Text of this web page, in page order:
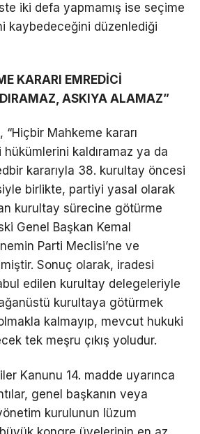
iki defa yapmamış ise seçime
kaybedeceğini düzenlediği
KARARI EMREDİCİ
ASKIYA ALAMAZ”
“Hiçbir Mahkeme kararı
kaldıramaz ya da
kararıyla 38. kurultay öncesi
birlikte, partiyi yasal olarak
kurultay sürecine götürme
Genel Başkan Kemal
Parti Meclisi’ne ve
Sonuç olarak, iradesi
edilen kurultay delegeleriyle
kurultaya götürmek
kalmayıp, mevcut hukuki
tek meşru çıkış yoludur.
Kanunu 14. madde uyarınca
genel başkanın veya
kurulunun lüzum